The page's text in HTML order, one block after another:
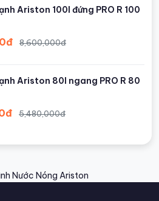
Ariston 100l đứng PRO R 100
8,600,000đ
Ariston 80l ngang PRO R 80
5,480,000đ
Nước Nóng Ariston